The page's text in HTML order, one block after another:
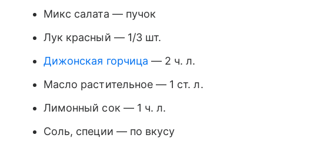
Микс салата — пучок
Лук красный — 1/3 шт.
Дижонская горчица — 2 ч. л.
Масло растительное — 1 ст. л.
Лимонный сок — 1 ч. л.
Соль, специи — по вкусу